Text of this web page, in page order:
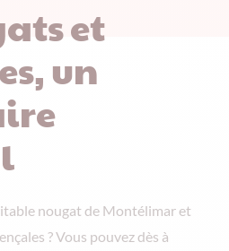
et
un
nougat de Montélimar et
? Vous pouvez dès à